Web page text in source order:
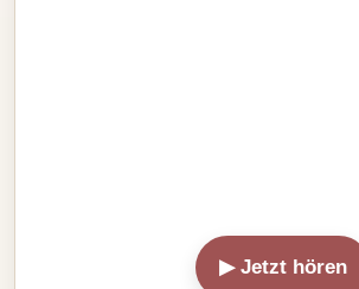
▶ Jetzt hören